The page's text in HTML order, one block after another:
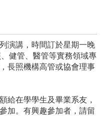
演講，時間訂於星期一晚
健管、醫管等實務領域專
長照機構高管或協會理事
給在學學生及畢業系友，
加。有興趣參加者，請留